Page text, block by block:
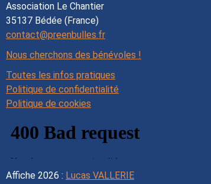
Association Le Chantier
35137 Bédée (France)
contact@preenbulles.fr
Nous cherchons des bénévoles !
Toutes les infos pratiques
Politique de confidentialité
Politique de cookies
Affiche 2026 : Lucas VALLERIE